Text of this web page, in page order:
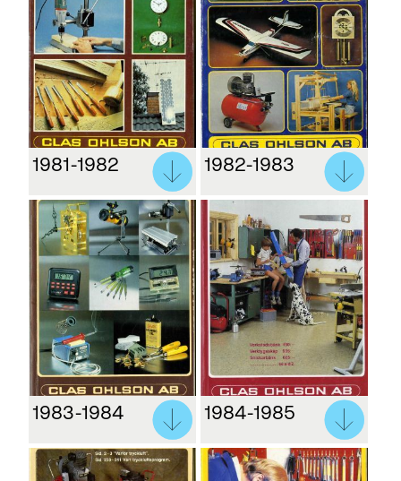
1981-1982 1982-1983
1983-1984 1984-1985